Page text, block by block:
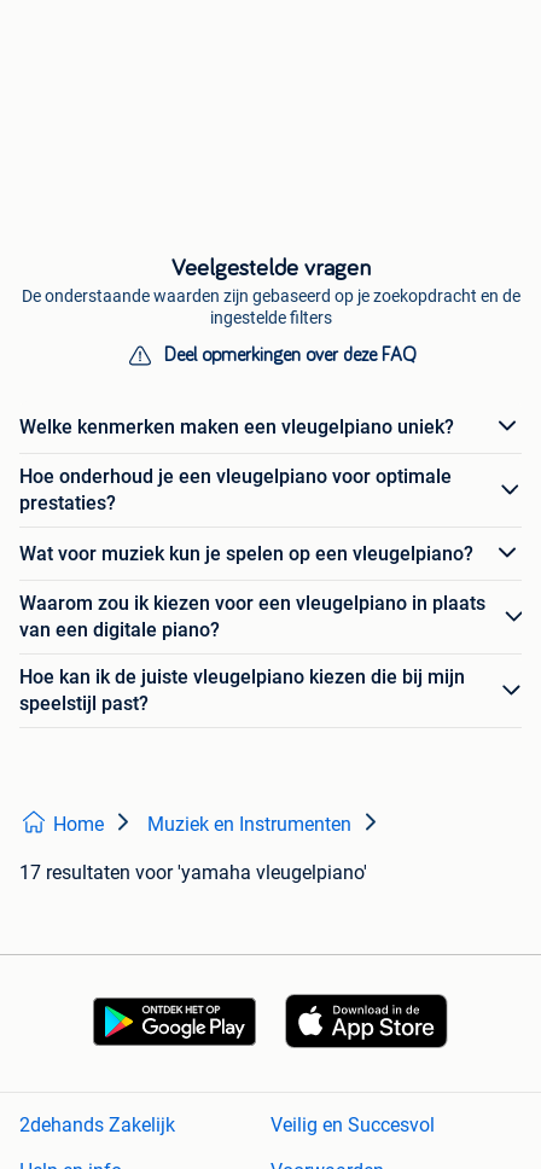
Veelgestelde vragen
De onderstaande waarden zijn gebaseerd op je zoekopdracht en de
ingestelde filters
Deel opmerkingen over deze FAQ
Welke kenmerken maken een vleugelpiano uniek?
Hoe onderhoud je een vleugelpiano voor optimale
prestaties?
Wat voor muziek kun je spelen op een vleugelpiano?
Waarom zou ik kiezen voor een vleugelpiano in plaats
van een digitale piano?
Hoe kan ik de juiste vleugelpiano kiezen die bij mijn
speelstijl past?
Home Muziek en Instrumenten
17 resultaten voor 'yamaha vleugelpiano'
2dehands Zakelijk
Veilig en Succesvol